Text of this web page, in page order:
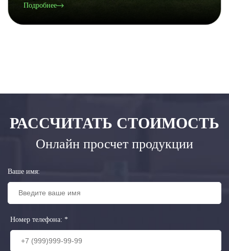
Подробнее
РАССЧИТАТЬ СТОИМОСТЬ
Онлайн просчет продукции
Ваше имя:
Номер телефона: *